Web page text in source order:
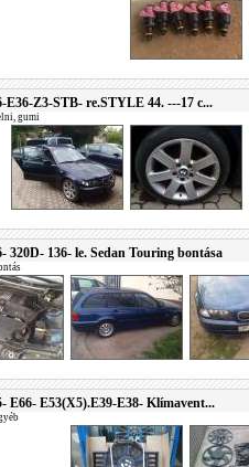
E36-Z3-STB- re.STYLE 44. ---17 c...
gumi
320D- 136- le. Sedan Touring bontása
E66- E53(X5).E39-E38- Klímavent...